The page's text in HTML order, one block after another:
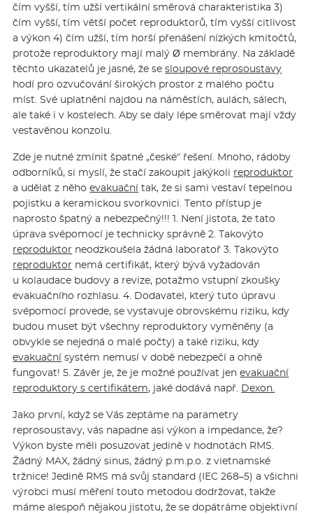
čím vyšší, tím užší vertikální směrová charakteristika 3)
čím vyšší, tím větší počet reproduktorů, tím vyšší citlivost
a výkon 4) čím užší, tím horší přenášení nízkých kmitočtů,
protože reproduktory mají malý Ø membrány. Na základě
těchto ukazatelů je jasné, že sesloupové reprosoustavy
hodí pro ozvučování širokých prostor z malého počtu
míst. Své uplatnění najdou na náměstích, aulách, sálech,
ale také i v kostelech. Aby se daly lépe směrovat mají vždy
vestavěnou konzolu.
Zde je nutné zmínit špatné „české“ řešení. Mnoho, rádoby
odborníků, si myslí, že stačí zakoupit jakýkoli reproduktor
a udělat z něhoevakuační tak, že si sami vestaví tepelnou
pojistku a keramickou svorkovnici. Tento přístup je
naprosto špatný a nebezpečný!!! 1. Není jistota, že tato
úprava svépomocí je technicky správně 2. Takovýto
reproduktor neodzkoušela žádná laboratoř 3. Takovýto
reproduktor nemá certifikát, který bývá vyžadován
u kolaudace budovy a revize, potažmo vstupní zkoušky
evakuačního rozhlasu. 4. Dodavatel, který tuto úpravu
svépomocí provede, se vystavuje obrovskému riziku, kdy
budou muset být všechny reproduktory vyměněny (a
obvykle se nejedná o malé počty) a také riziku, kdy
evakuační systém nemusí v době nebezpečí a ohně
fungovat! 5. Závěr je, že je možné používat jenevakuační
reproduktory s certifikátem, jaké dodává např. Dexon.
Jako první, když se Vás zeptáme na parametry
reprosoustavy, vás napadne asi výkon a impedance, že?
Výkon byste měli posuzovat jedině v hodnotách RMS.
Žádný MAX, žádný sinus, žádný p.m.p.o. z vietnamské
tržnice! Jedině RMS má svůj standard (IEC 268–5) a všichni
výrobci musí měření touto metodou dodržovat, takže
máme alespoň nějakou jistotu, že se dopátráme objektivní